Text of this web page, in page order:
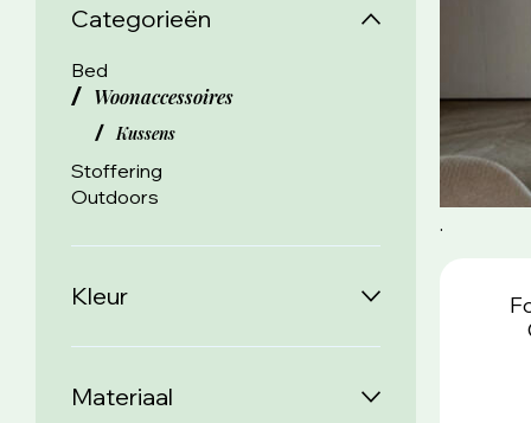
Categorieën
Bed
Woonaccessoires
Kussens
Stoffering
Outdoors
Kleur
Materiaal
.